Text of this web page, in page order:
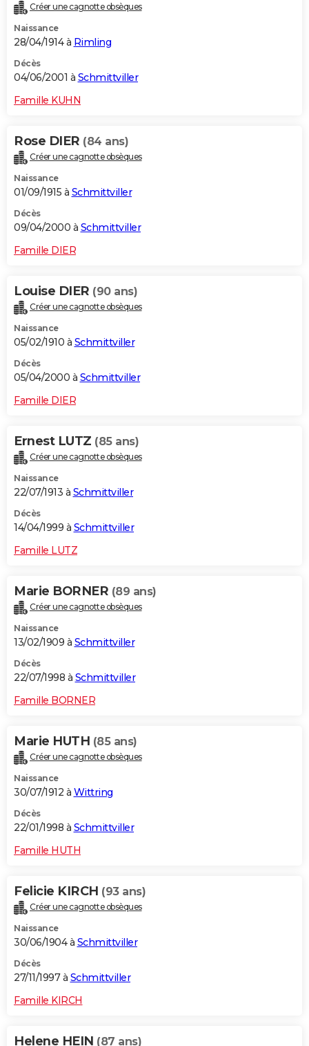
Créer une cagnotte obsèques
Naissance
28/04/1914 à Rimling
Décès
04/06/2001 à Schmittviller
Famille KUHN
Rose DIER (84 ans)
Créer une cagnotte obsèques
Naissance
01/09/1915 à Schmittviller
Décès
09/04/2000 à Schmittviller
Famille DIER
Louise DIER (90 ans)
Créer une cagnotte obsèques
Naissance
05/02/1910 à Schmittviller
Décès
05/04/2000 à Schmittviller
Famille DIER
Ernest LUTZ (85 ans)
Créer une cagnotte obsèques
Naissance
22/07/1913 à Schmittviller
Décès
14/04/1999 à Schmittviller
Famille LUTZ
Marie BORNER (89 ans)
Créer une cagnotte obsèques
Naissance
13/02/1909 à Schmittviller
Décès
22/07/1998 à Schmittviller
Famille BORNER
Marie HUTH (85 ans)
Créer une cagnotte obsèques
Naissance
30/07/1912 à Wittring
Décès
22/01/1998 à Schmittviller
Famille HUTH
Felicie KIRCH (93 ans)
Créer une cagnotte obsèques
Naissance
30/06/1904 à Schmittviller
Décès
27/11/1997 à Schmittviller
Famille KIRCH
Helene HEIN (87 ans)